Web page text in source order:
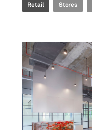
Retail Stores